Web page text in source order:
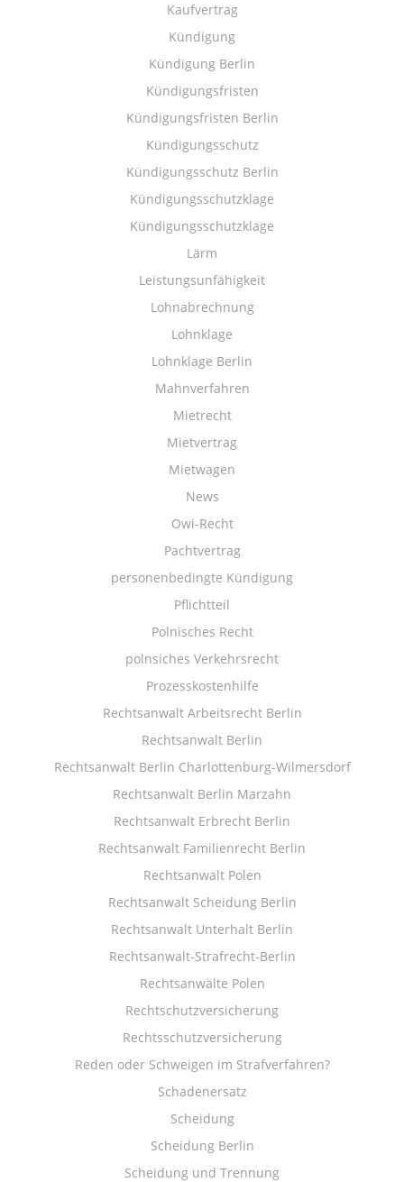
Kaufvertrag
Kündigung
Kündigung Berlin
Kündigungsfristen
Kündigungsfristen Berlin
Kündigungsschutz
Kündigungsschutz Berlin
Kündigungsschutzklage
Kündigungsschutzklage
Lärm
Leistungsunfähigkeit
Lohnabrechnung
Lohnklage
Lohnklage Berlin
Mahnverfahren
Mietrecht
Mietvertrag
Mietwagen
News
Owi-Recht
Pachtvertrag
personenbedingte Kündigung
Pflichtteil
Polnisches Recht
polnsiches Verkehrsrecht
Prozesskostenhilfe
Rechtsanwalt Arbeitsrecht Berlin
Rechtsanwalt Berlin
Rechtsanwalt Berlin Charlottenburg-Wilmersdorf
Rechtsanwalt Berlin Marzahn
Rechtsanwalt Erbrecht Berlin
Rechtsanwalt Familienrecht Berlin
Rechtsanwalt Polen
Rechtsanwalt Scheidung Berlin
Rechtsanwalt Unterhalt Berlin
Rechtsanwalt-Strafrecht-Berlin
Rechtsanwälte Polen
Rechtschutzversicherung
Rechtsschutzversicherung
Reden oder Schweigen im Strafverfahren?
Schadenersatz
Scheidung
Scheidung Berlin
Scheidung und Trennung